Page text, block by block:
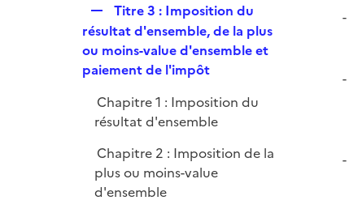
r
e
p
l
e
r
Titre 3 : Imposition du
résultat d'ensemble, de la plus
ou moins-value d'ensemble et
paiement de l'impôt
Chapitre 1 : Imposition du
résultat d'ensemble
Chapitre 2 : Imposition de la
plus ou moins-value
d'ensemble